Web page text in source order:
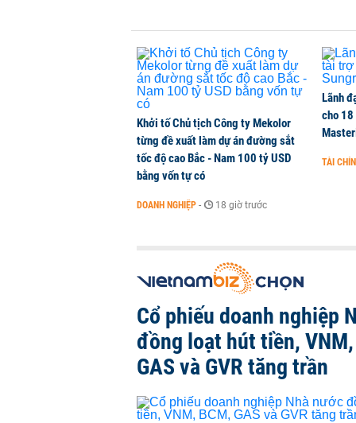
Khởi tố Chủ tịch Công ty Mekolor
từng đề xuất làm dự án đường sắt
tốc độ cao Bắc - Nam 100 tỷ USD
bằng vốn tự có
DOANH NGHIỆP - 18 giờ trước
Lãnh
cho 18
TÀI
Cổ phiếu doanh nghiệp
đồng loạt hút tiền, VNM,
GAS và GVR tăng trần